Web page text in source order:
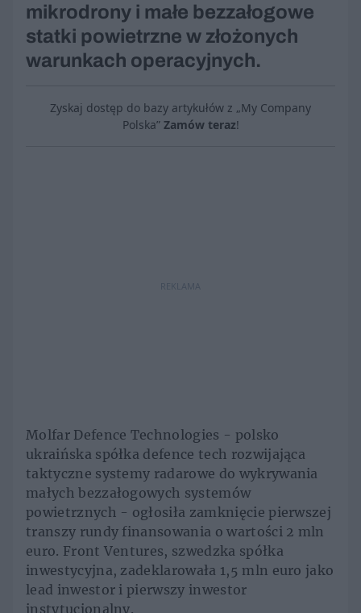
mikrodrony i małe bezzałogowe
statki powietrzne w złożonych
warunkach operacyjnych.
Zyskaj dostęp do bazy artykułów z „My Company
Polska” Zamów teraz!
REKLAMA
Molfar Defence Technologies - polsko
ukraińska spółka defence tech rozwijająca
taktyczne systemy radarowe do wykrywania
małych bezzałogowych systemów
powietrznych - ogłosiła zamknięcie pierwszej
transzy rundy finansowania o wartości 2 mln
euro. Front Ventures, szwedzka spółka
inwestycyjna, zadeklarowała 1,5 mln euro jako
lead inwestor i pierwszy inwestor
instytucjonalny.